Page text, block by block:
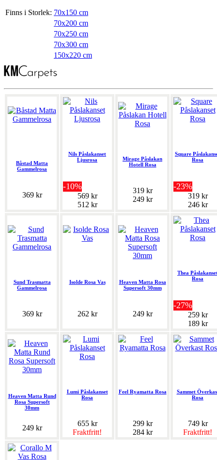
Finns i Storlek: 70x150 cm
70x200 cm
70x250 cm
70x300 cm
150x220 cm
Båstad Matta
Gammelrosa
369 kr
Nils Påslakanset
Ljusrosa
-10%
569 kr
512 kr
Mirage Påslakan
Hotell Rosa
319 kr
249 kr
Square
Rosa
-23%
319 kr
246 kr
Sund Trasmatta
Gammelrosa
369 kr
Isolde Rosa Vas
262 kr
Heaven Matta Rosa
Supersoft 30mm
249 kr
Thea
Rosa
-27%
259 kr
189 kr
Heaven Matta Rund
Rosa Supersoft
30mm
249 kr
Lumi Påslakanset
Rosa
655 kr
Fraktfritt!
Feel Ryamatta Rosa
299 kr
284 kr
Sammet
Rosa
749 kr
Fraktfritt!